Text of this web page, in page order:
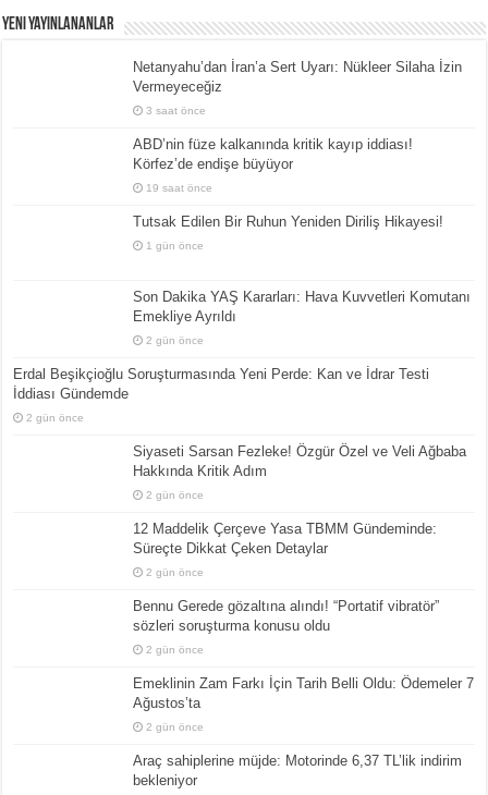
Yeni Yayınlananlar
Netanyahu’dan İran’a Sert Uyarı: Nükleer Silaha İzin
Vermeyeceğiz
3 saat önce
ABD’nin füze kalkanında kritik kayıp iddiası!
Körfez’de endişe büyüyor
19 saat önce
Tutsak Edilen Bir Ruhun Yeniden Diriliş Hikayesi!
1 gün önce
Son Dakika YAŞ Kararları: Hava Kuvvetleri Komutanı
Emekliye Ayrıldı
2 gün önce
Erdal Beşikçioğlu Soruşturmasında Yeni Perde: Kan ve İdrar Testi
İddiası Gündemde
2 gün önce
Siyaseti Sarsan Fezleke! Özgür Özel ve Veli Ağbaba
Hakkında Kritik Adım
2 gün önce
12 Maddelik Çerçeve Yasa TBMM Gündeminde:
Süreçte Dikkat Çeken Detaylar
2 gün önce
Bennu Gerede gözaltına alındı! “Portatif vibratör”
sözleri soruşturma konusu oldu
2 gün önce
Emeklinin Zam Farkı İçin Tarih Belli Oldu: Ödemeler 7
Ağustos’ta
2 gün önce
Araç sahiplerine müjde: Motorinde 6,37 TL’lik indirim
bekleniyor